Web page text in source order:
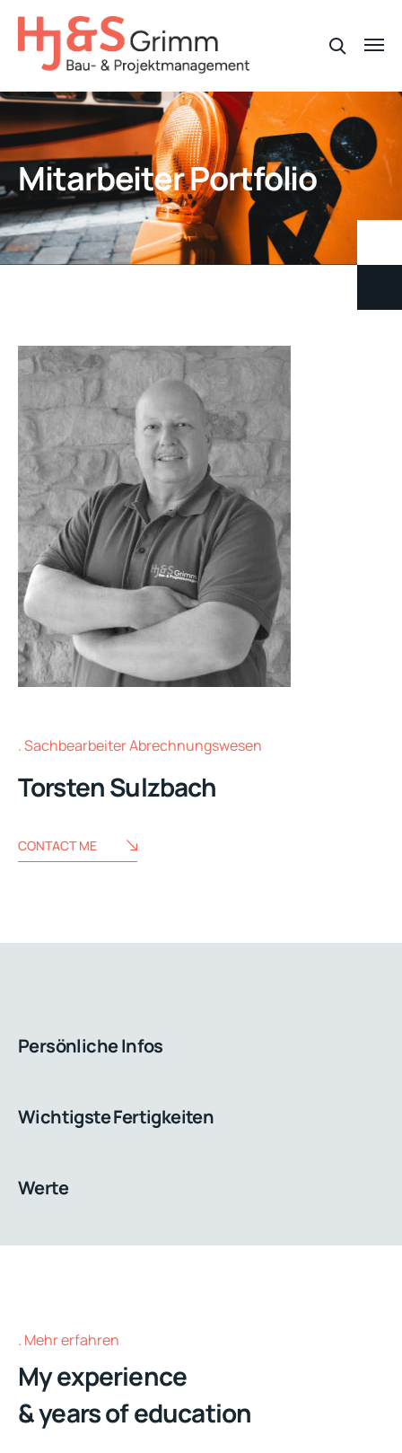
Mitarbeiter Portfolio
Sachbearbeiter Abrechnungswesen
Torsten Sulzbach
CONTACT ME
Persönliche Infos
Wichtigste Fertigkeiten
Werte
Mehr erfahren
My experience
& years of education